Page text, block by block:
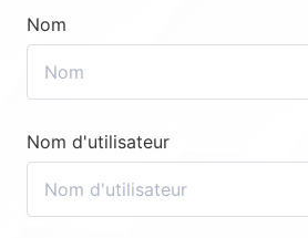
Nom
Nom d'utilisateur